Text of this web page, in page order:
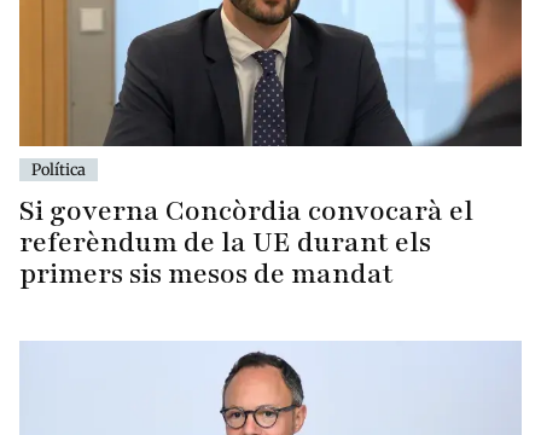
Política
Si governa Concòrdia convocarà el
referèndum de la UE durant els
primers sis mesos de mandat